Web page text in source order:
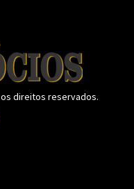
direitos reservados.